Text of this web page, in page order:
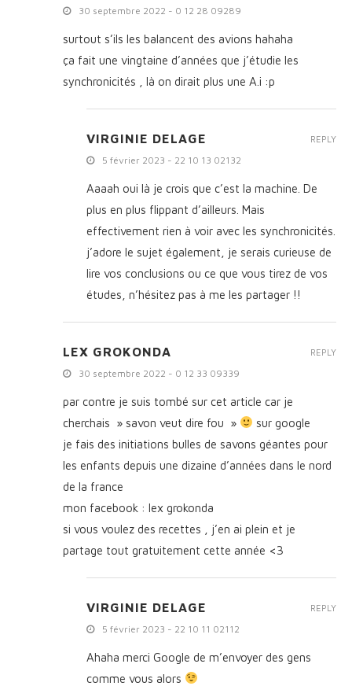
30 septembre 2022 - 0 12 28 09289
surtout s’ils les balancent des avions hahaha
ça fait une vingtaine d’années que j’étudie les
synchronicités , là on dirait plus une A.i :p
VIRGINIE DELAGE
5 février 2023 - 22 10 13 02132
Aaaah oui là je crois que c’est la machine. De
plus en plus flippant d’ailleurs. Mais
effectivement rien à voir avec les synchronicités.
j’adore le sujet également, je serais curieuse de
lire vos conclusions ou ce que vous tirez de vos
études, n’hésitez pas à me les partager !!
REPLY
LEX GROKONDA
30 septembre 2022 - 0 12 33 09339
par contre je suis tombé sur cet article car je
cherchais » savon veut dire fou »
sur google
je fais des initiations bulles de savons géantes pour
les enfants depuis une dizaine d’années dans le nord
de la france
mon facebook : lex grokonda
si vous voulez des recettes , j’en ai plein et je
partage tout gratuitement cette année <3
REPLY
VIRGINIE DELAGE
5 février 2023 - 22 10 11 02112
Ahaha merci Google de m’envoyer des gens
comme vous alors
REPLY